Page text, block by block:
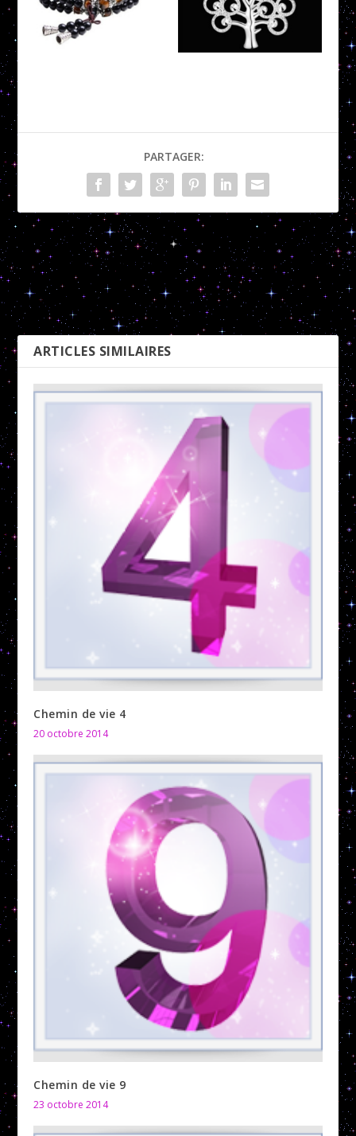
PARTAGER:
Ligne de Vie, de Tête et de
Cœur
PRÉCÉDENT
Chemin de vie 3
SUIVANT
ARTICLES SIMILAIRES
Chemin de vie 4
20 octobre 2014
Chemin de vie 9
23 octobre 2014